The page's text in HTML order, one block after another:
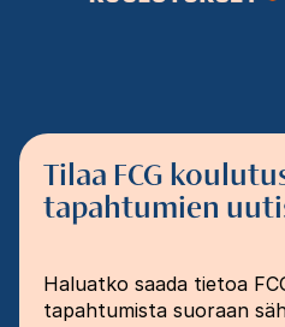
Tilaa FCG
tapahtumien
Haluatko saada tietoa
tapahtumista suoraan